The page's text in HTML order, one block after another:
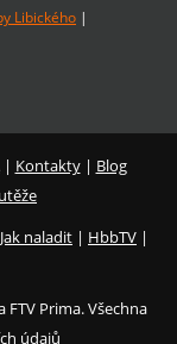
Libického |
| Kontakty| Blog
Jak naladit | HbbTV |
Prima. Všechna
údajů